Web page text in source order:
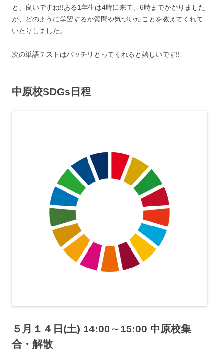
と、良いですね!!ある1年生は4時に来て、6時までかかりました
が、どのように学習するか質問や気づいたことを教えてくれて
いたりしました。
次の単語テストはバッチリとってくれると嬉しいです!!
中原校SDGs日程
５月１４日(土) 14:00～15:00 中原校集
合・解散